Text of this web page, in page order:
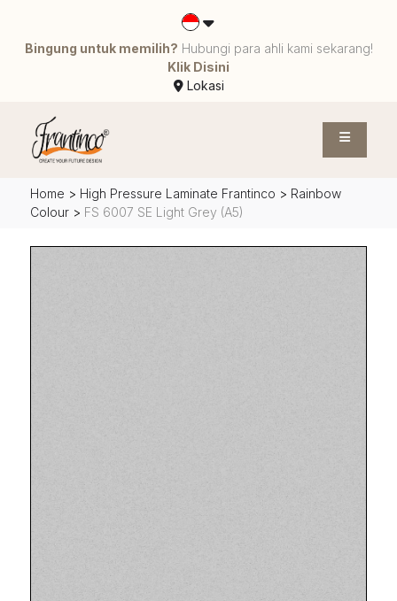
Bingung untuk memilih? Hubungi para ahli kami sekarang!
Klik Disini
Lokasi
Home > High Pressure Laminate Frantinco > Rainbow
Colour > FS 6007 SE Light Grey (A5)